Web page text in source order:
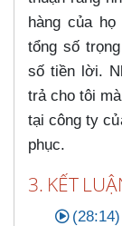
hàng của
tổng số
số tiền lời.
trả cho tôi
tại công ty
phục.
3. KẾT
(28:14)